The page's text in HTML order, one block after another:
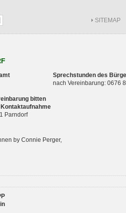
SITEMAP
bitten
Parndorf
Sprechstunden des
nach Vereinbarung: 0676
by Connie Perger,